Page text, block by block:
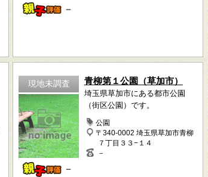
－
現地未調査
－
青柳第１公園（草加市）
埼玉県草加市にある都市公園
（街区公園）です。
公園
〒340-0002 埼玉県草加市青柳
７丁目３３−１４
－